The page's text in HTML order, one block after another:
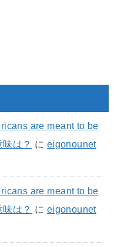
are meant to be
は？ に eigonounet
are meant to be
は？ に eigonounet